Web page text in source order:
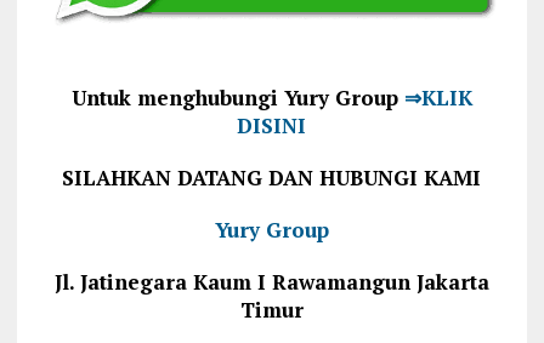
Untuk menghubungi Yury Group⇒KLIK
DISINI
SILAHKAN DATANG DAN HUBUNGI KAMI
Yury Group
Jl. Jatinegara Kaum I Rawamangun Jakarta
Timur